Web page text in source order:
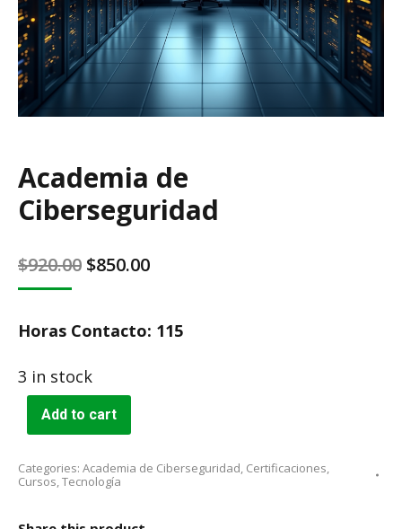
Academia de
Ciberseguridad
$920.00 Original
$920.00.
$850.00Current
$850.00.
Horas Contacto: 115
3 in stock
Add to cart
Categories: Academia de Ciberseguridad, Certificaciones,
Cursos,Tecnología